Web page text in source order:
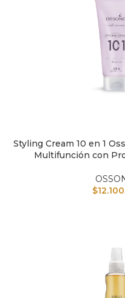
AÑADIR AL CARRITO
Styling Cream 10 en 1
Multifunción con
$